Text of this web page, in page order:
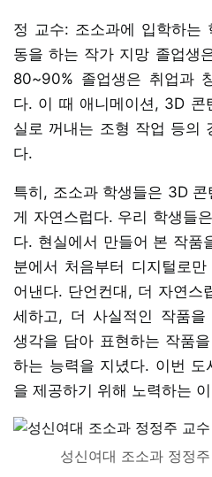
정 교수: 조소과에 입학하는
동을 하는 작가 지망 졸업생
80~90% 졸업생은 취업과
다. 이 때 애니메이션, 3D 콘
실로 꺼내는 조형 작업 등의
다.
특히, 조소과 학생들은 3D
게 자연스럽다. 우리 학생들
다. 현실에서 만들어 본 작품
분에서 처음부터 디지털로
어낸다. 단언컨대, 더 자연스
세하고, 더 사실적인 작품
생각을 담아 표현하는 작품
하는 능력을 지녔다. 이번 도
을 제공하기 위해 노력하는
성신여대 조소과 정정